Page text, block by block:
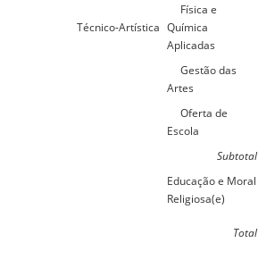
Técnico-Artística
Física e
Química
Aplicadas
Gestão das
Artes
Oferta de
Escola
Subtotal
Educação e Moral
Religiosa(e)
Total